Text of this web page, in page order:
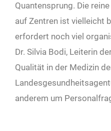
Quantensprung. Die
auf Zentren ist vielleicht
erfordert noch viel
Dr. Silvia Bodi, Leiterin
Qualität in der Medizin
anderem um